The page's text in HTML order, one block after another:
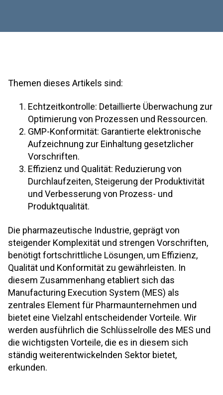
Themen dieses Artikels sind:
Echtzeitkontrolle: Detaillierte Überwachung zur
Optimierung von Prozessen und Ressourcen.
GMP-Konformität: Garantierte elektronische
Aufzeichnung zur Einhaltung gesetzlicher
Vorschriften.
Effizienz und Qualität: Reduzierung von
Durchlaufzeiten, Steigerung der Produktivität
und Verbesserung von Prozess- und
Produktqualität.
Die pharmazeutische Industrie, geprägt von
steigender Komplexität und strengen Vorschriften,
benötigt fortschrittliche Lösungen, um Effizienz,
Qualität und Konformität zu gewährleisten. In
diesem Zusammenhang etabliert sich das
Manufacturing Execution System (MES) als
zentrales Element für Pharmaunternehmen und
bietet eine Vielzahl entscheidender Vorteile. Wir
werden ausführlich die Schlüsselrolle des MES und
die wichtigsten Vorteile, die es in diesem sich
ständig weiterentwickelnden Sektor bietet,
erkunden.